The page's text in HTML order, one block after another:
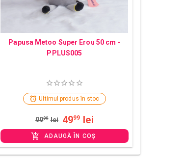
Papusa Metoo Super Erou 50 cm -
PPLUS005
Ultimul produs în stoc
9999 lei 4999 lei
ADAUGĂ ÎN COȘ